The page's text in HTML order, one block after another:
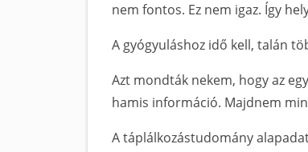
nem fontos. Ez nem igaz. Így
A gyógyuláshoz idő kell, talán
Azt mondták nekem, hogy az
hamis információ. Majdnem
A táplálkozástudomány